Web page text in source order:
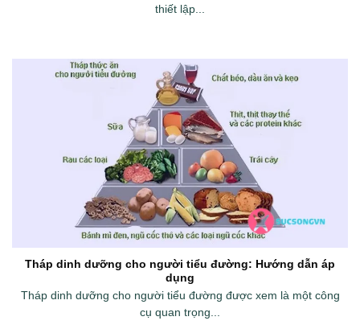
thiết lập...
Tháp dinh dưỡng cho người tiểu đường: Hướng dẫn áp
dụng
Tháp dinh dưỡng cho người tiểu đường được xem là một công
cụ quan trọng...